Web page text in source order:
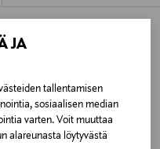
JA
tallentamisen
sosiaalisen median
varten. Voit muuttaa
alareunasta löytyvästä